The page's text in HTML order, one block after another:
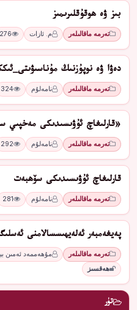
بىز ۋە ھوقۇقلىرىمىز
تەرمە ماقالىلەر م. ئازات 276
دەۋا ۋە نوپۇزنىڭ
تەرمە ماقالىلەر نامەلۇم 324
«قارلىغاچ ئۇۋىسىدىكى مەخپىي
تەرمە ماقالىلەر نامەلۇم 292
قارلىغاچ ئۇۋىسىدىكى سۆھبەت
تەرمە ماقالىلەر نامەلۇم 281
پەيغەمبەر ئەلەيھىسسالامنى
تەرمە ماقالىلەر مۇھەممەد ئەمىن
ھەقسىز
تۈر